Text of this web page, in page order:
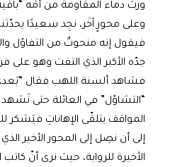
ورث دماء المقاومة من أمِّه
وعلى محورٍ آخَر، نجِد سعيدًا
فيقول إنه منحوتٌ من التفاؤل
جدّه الأكبر الذي التفت وهو على
فشاهد ألسنة اللهب فقال
“التشاؤل” في العائلة حتى
المواقف يتلقّى الإهاناتِ فيَشكر
إلى أن نصِل إلى المحور الأخير
الأخيرة للرواية، حيث نرى أنّ